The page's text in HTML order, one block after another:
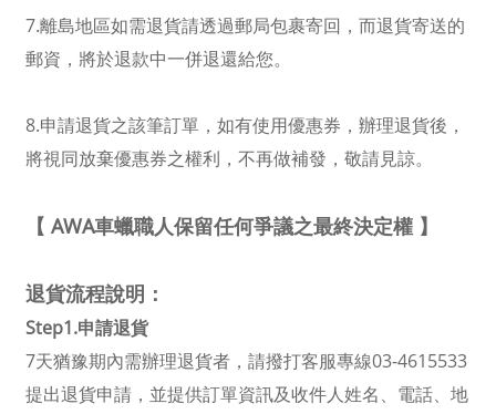
7.離島地區如需退貨請透過郵局包裹寄回，而退貨寄送的
郵資，將於退款中一併退還給您。
8.申請退貨之該筆訂單，如有使用優惠券，辦理退貨後，
將視同放棄優惠券之權利，不再做補發，敬請見諒。
【 AWA車蠟職人保留任何爭議之最終決定權 】
退貨流程說明：
Step1.申請退貨
7天猶豫期內需辦理退貨者，請撥打客服專線03-4615533
提出退貨申請，並提供訂單資訊及收件人姓名、電話、地